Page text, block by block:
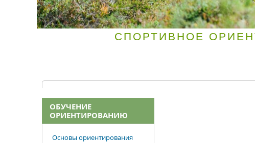
СПОРТИВНОЕ
ОБУЧЕНИЕ
ОРИЕНТИРОВАНИЮ
Основы ориентирования